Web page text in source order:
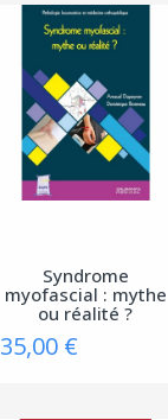
Syndrome
myofascial : mythe
ou réalité ?
35,00 €